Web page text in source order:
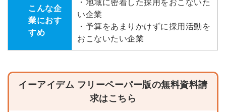
こんな企
業におす
すめ
・地域に密着した採用をおこないた
い企業
・予算をあまりかけずに採用活動を
おこないたい企業
イーアイデム フリーペーパー版の無料資料請
求はこちら